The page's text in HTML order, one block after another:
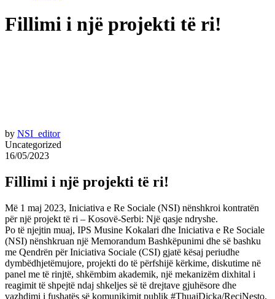
Fillimi i një projekti të ri!
by NSI_editor
Uncategorized
16/05/2023
Fillimi i një projekti të ri!
Më 1 maj 2023, Iniciativa e Re Sociale (NSI) nënshkroi kontratën
për një projekt të ri – Kosovë-Serbi: Një qasje ndryshe.
Po të njejtin muaj, IPS Musine Kokalari dhe Iniciativa e Re Sociale
(NSI) nënshkruan një Memorandum Bashkëpunimi dhe së bashku
me Qendrën për Iniciativa Sociale (CSI) gjatë kësaj periudhe
dymbëdhjetëmujore, projekti do të përfshijë kërkime, diskutime në
panel me të rinjtë, shkëmbim akademik, një mekanizëm dixhital i
reagimit të shpejtë ndaj shkeljes së të drejtave gjuhësore dhe
vazhdimi i fushatës së komunikimit publik #ThuajDiçka/ReciNesto.